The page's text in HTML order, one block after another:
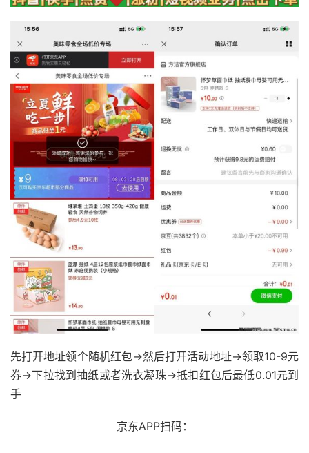
先打开地址领个随机红包->然后打开活动地址->领取10-9元
券->下拉找到抽纸或者洗衣凝珠->抵扣红包后最低0.01元到
手
京东APP扫码：